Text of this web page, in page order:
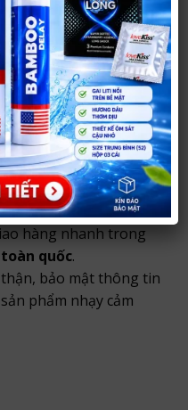
tên sản phẩm nhạy
hàng nhanh tạiTP
thức đóng gói kín
Shop Người Lớn
hàng nhanh trong
quốc.
bảo mật thông tin
phẩm nhạy cảm